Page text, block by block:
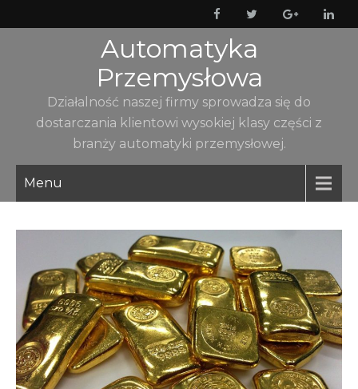
to
Automatyka
Przemysłowa
Działalność naszej firmy sprowadza się do
dostarczania klientowi wysokiej klasy części z
branży automatyki przemysłowej.
Menu